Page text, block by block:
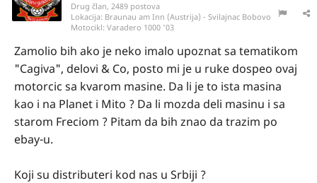
Drug član, 2489 postova
Lokacija: Braunau am Inn (Austrija) - Svilajnac Bobovo
Motocikl: Varadero 1000 '03
Zamolio bih ako je neko imalo upoznat sa tematikom
"Cagiva", delovi & Co, posto mi je u ruke dospeo ovaj
motorcic sa kvarom masine. Da li je to ista masina
kao i na Planet i Mito ? Da li mozda deli masinu i sa
starom Freciom ? Pitam da bih znao da trazim po
ebay-u.
Koji su distributeri kod nas u Srbiji ?